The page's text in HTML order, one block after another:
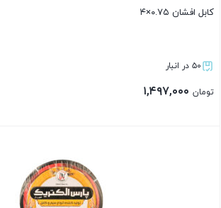
کابل افشان ۰.۷۵×۴
۵۰ در انبار
تومان